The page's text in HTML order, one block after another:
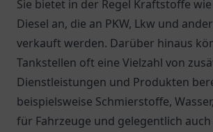
Sie bietet in der Regel Kraftstoffe
Diesel an, die an PKW, Lkw und
verkauft werden. Darüber hinaus
Tankstellen oft eine Vielzahl von
Dienstleistungen und Produkten
beispielsweise Schmierstoffe,
für Fahrzeuge und gelegentlich